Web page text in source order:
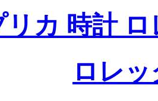
リカ 時計
ロレ